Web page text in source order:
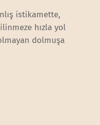
istikamette,
hızla yol
dolmuşa